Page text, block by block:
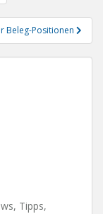
Beleg-Positionen
Tipps,